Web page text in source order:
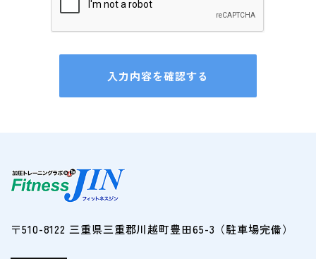
〒510-8122 三重県三重郡川越町豊田65-3（駐車場完備）